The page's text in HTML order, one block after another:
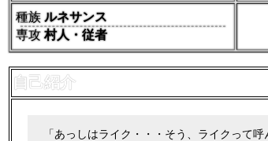
種族 ルネサンス
専攻 村人・従者
自己紹介
「あっしはライク・・・そう、ライクって呼